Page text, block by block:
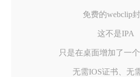
免费的webclip
这不是IPA
只是在桌面增加了一
无需IOS证书、无